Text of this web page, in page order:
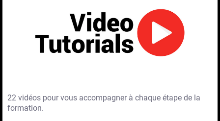
22 vidéos pour vous accompagner à chaque étape de la
formation.